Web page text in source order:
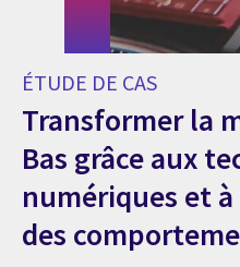
ÉTUDE DE CAS
Transformer la
Bas grâce aux
numériques et
des